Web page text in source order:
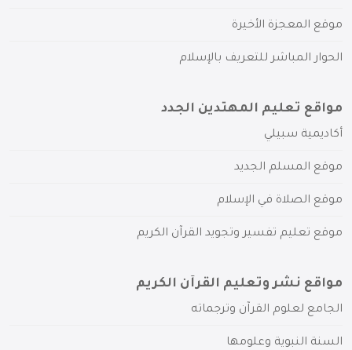
موقع المعجزة الأخيرة
الحوار المباشر للتعريف بالإسلام
مواقع تعليم المهتدين الجدد
أكاديمية سبيلي
موقع المسلم الجديد
موقع الصلاة في الإسلام
موقع تعليم تفسير وتجويد القرآن الكريم
مواقع نشر وتعليم القرآن الكريم
الجامع لعلوم القرآن وترجماته
السنة النبوية وعلومها